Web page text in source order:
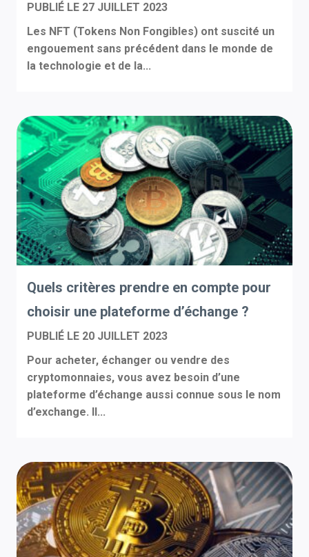
PUBLIÉ LE 27 JUILLET 2023
Les NFT (Tokens Non Fongibles) ont suscité un
engouement sans précédent dans le monde de
la technologie et de la...
Quels critères prendre en compte pour
choisir une plateforme d’échange ?
PUBLIÉ LE 20 JUILLET 2023
Pour acheter, échanger ou vendre des
cryptomonnaies, vous avez besoin d’une
plateforme d’échange aussi connue sous le nom
d’exchange. Il...